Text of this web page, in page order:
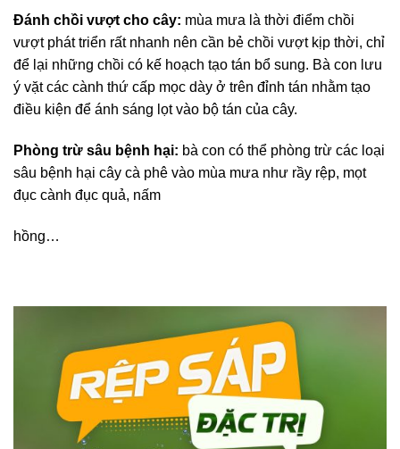
Đánh chồi vượt cho cây: mùa mưa là thời điểm chồi
vượt phát triển rất nhanh nên cần bẻ chồi vượt kịp thời, chỉ
để lại những chồi có kế hoạch tạo tán bổ sung. Bà con lưu
ý vặt các cành thứ cấp mọc dày ở trên đỉnh tán nhằm tạo
điều kiện để ánh sáng lọt vào bộ tán của cây.
Phòng trừ sâu bệnh hại: bà con có thể phòng trừ các loại
sâu bệnh hại cây cà phê vào mùa mưa như rầy rệp, mọt
đục cành đục quả, nấm
hồng…